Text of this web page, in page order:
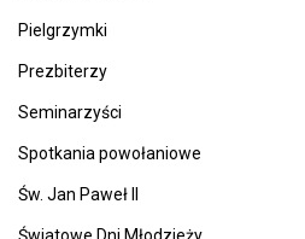
Pielgrzymki
Prezbiterzy
Seminarzyści
Spotkania powołaniowe
Św. Jan Paweł II